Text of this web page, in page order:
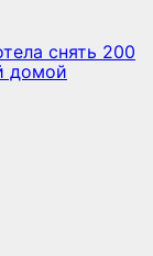
снять 200
домой